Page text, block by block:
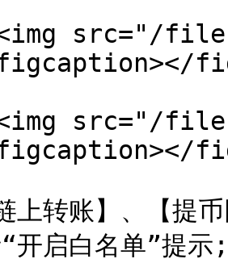
src="/files/
src="/files/
上转账】、【提
开启白名单”提